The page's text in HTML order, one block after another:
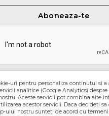
Aboneaza-te
uri pentru personaliza continutul si a
analitice (Google Analytics) despre
Aceste servicii pot combina alte
acestor servicii. Daca decideti
ului nostru sunteti de acord cu